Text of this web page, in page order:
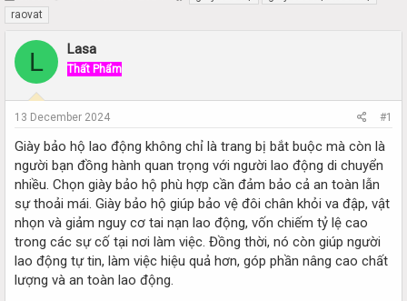
h
r
e
d
a
r
e
r
r
t
d
t
e
raovat
L Lasa
Thất Phẩm
13 December 2024 #1
Giày bảo hộ lao động không chỉ là trang bị bắt buộc mà còn là
người bạn đồng hành quan trọng với người lao động di chuyển
nhiều. Chọn giày bảo hộ phù hợp cần đảm bảo cả an toàn lẫn
sự thoải mái. Giày bảo hộ giúp bảo vệ đôi chân khỏi va đập, vật
nhọn và giảm nguy cơ tai nạn lao động, vốn chiếm tỷ lệ cao
trong các sự cố tại nơi làm việc. Đồng thời, nó còn giúp người
lao động tự tin, làm việc hiệu quả hơn, góp phần nâng cao chất
lượng và an toàn lao động.